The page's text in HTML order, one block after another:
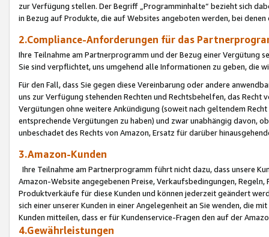
zur Verfügung stellen. Der Begriff „Programminhalte“ bezieht sich
in Bezug auf Produkte, die auf Websites angeboten werden, bei
2.Compliance-Anforderungen für das
Ihre Teilnahme am Partnerprogramm und der Bezug einer Vergütung
Sie sind verpflichtet, uns umgehend alle Informationen zu geben, die
Für den Fall, dass Sie gegen diese Vereinbarung oder andere
uns zur Verfügung stehenden Rechten und Rechtsbehelfen, das
Vergütungen ohne weitere Ankündigung (soweit nach geltendem
entsprechende Vergütungen zu haben) und zwar unabhängig davon,
unbeschadet des Rechts von Amazon, Ersatz für darüber
3.Amazon-Kunden
Ihre Teilnahme am Partnerprogramm führt nicht dazu, dass unsere
Amazon-Website angegebenen Preise, Verkaufsbedingungen,
Produktverkäufe für diese Kunden und können jederzeit geändert
sich einer unserer Kunden in einer Angelegenheit an Sie wenden, die
Kunden mitteilen, dass er für Kundenservice-Fragen den auf der
4.Gewährleistungen